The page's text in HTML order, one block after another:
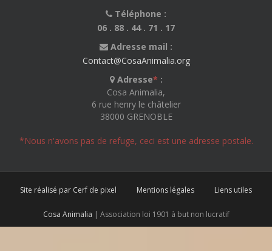
Téléphone :
06 . 88 . 44 . 71 . 17
Adresse mail :
Contact@CosaAnimalia.org
Adresse* :
Cosa Animalia,
6 rue henry le châtelier
38000 GRENOBLE
*Nous n'avons pas de refuge, ceci est une adresse postale.
Site réalisé par Cerf de pixel Mentions légales Liens utiles
Cosa Animalia | Association loi 1901 à but non lucratif